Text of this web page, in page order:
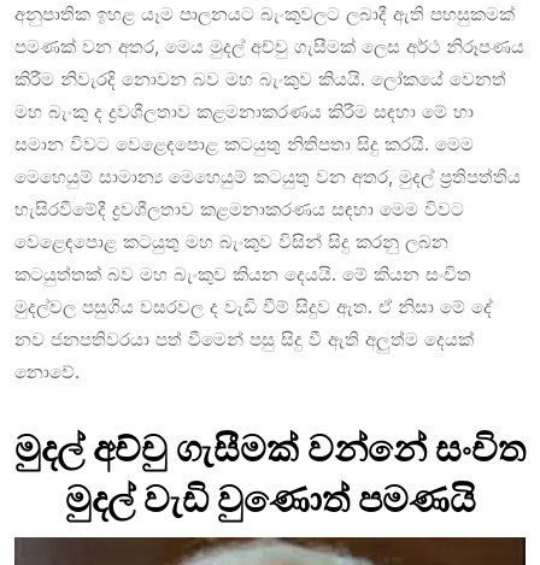
අනුපාතික ඉහළ යෑම පාලනයට බැංකුවලට ලබාදී ඇති පහසුකමක්
පමණක් වන අතර, මෙය මුදල් අච්චු ගැසීමක් ලෙස අර්ථ නිරූපණය
කිරීම නිවැරදි නොවන බව මහ බැංකුව කියයි. ලෝකයේ වෙනත්
මහ බැංකු ද ද්‍රවශීලතාව කළමනාකරණය කිරීම සඳහා මේ හා
සමාන විවට වෙළෙඳපොළ කටයුතු නිතිපතා සිදු කරයි. මෙම
මෙහෙයුම් සාමාන්‍ය මෙහෙයුම් කටයුතු වන අතර, මුදල් ප්‍රතිපත්තිය
හැසිරවීමේදී ද්‍රවශීලතාව කළමනාකරණය සඳහා මෙම විවට
වෙළෙඳපොළ කටයුතු මහ බැංකුව විසින් සිදු කරනු ලබන
කටයුත්තක් බව මහ බැංකුව කියන දෙයයි. මේ කියන සංචිත
මුදල්වල පසුගිය වසරවල ද වැඩි වීම් සිදුව ඇත. ඒ නිසා මේ දේ
නව ජනපතිවරයා පත් වීමෙන් පසු සිදු වී ඇති අලුත්ම දෙයක්
නොවේ.
මුදල් අච්චු ගැසීමක් වන්නේ සංචිත
මුදල් වැඩි වුණොත් පමණයි